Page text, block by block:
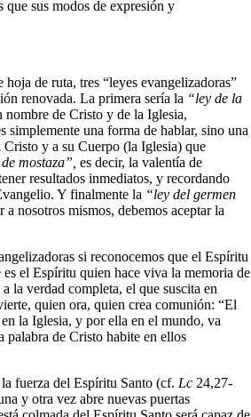
que sus modos de expresión y
de ruta, tres “leyes evangelizadoras”
renovada. La primera sería la “ley de la
nombre de Cristo y de la Iglesia,
simplemente una forma de hablar, sino una
Cristo y a su Cuerpo (la Iglesia) que
mostaza”, es decir, la valentía de
resultados inmediatos, y recordando
Y finalmente la “ley del germen
nosotros mismos, debemos aceptar la
si reconocemos que el Espíritu
el Espíritu quien hace viva la memoria de
la verdad completa, el que suscita en
quien ora, quien crea comunión: “El
la Iglesia, y por ella en el mundo, va
palabra de Cristo habite en ellos
fuerza del Espíritu Santo (cf. Lc 24,27-
y otra vez abre nuevas puertas